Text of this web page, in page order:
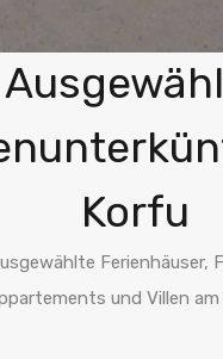
Entdecken Sie unsere
Korfu
Ferienhäuser,
und Villen am